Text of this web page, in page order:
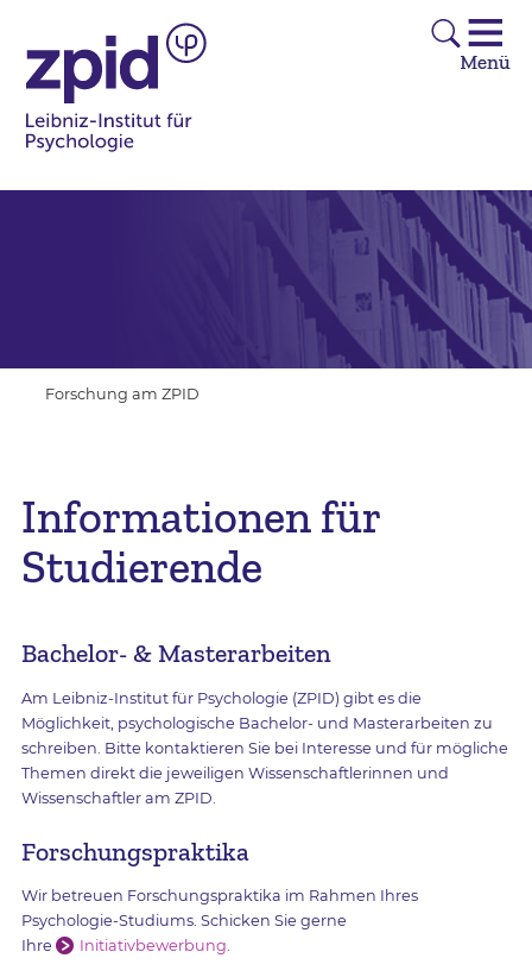
Forschung am ZPID
Informationen für
Studierende
Bachelor- & Masterarbeiten
Am Leibniz-Institut für Psychologie (ZPID) gibt es die
Möglichkeit, psychologische Bachelor- und Masterarbeiten zu
schreiben. Bitte kontaktieren Sie bei Interesse und für mögliche
Themen direkt die jeweiligen Wissenschaftlerinnen und
Wissenschaftler am ZPID.
Forschungspraktika
Wir betreuen Forschungspraktika im Rahmen Ihres
Psychologie-Studiums. Schicken Sie gerne
Ihre
Initiativbewerbung.